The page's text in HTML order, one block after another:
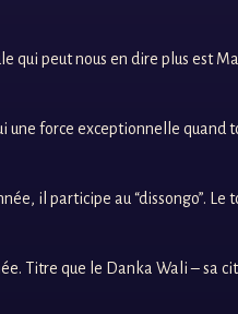
qui peut nous en dire plus est
une force exceptionnelle quand
il participe au “dissongo”.
Titre que le Danka Wali – sa